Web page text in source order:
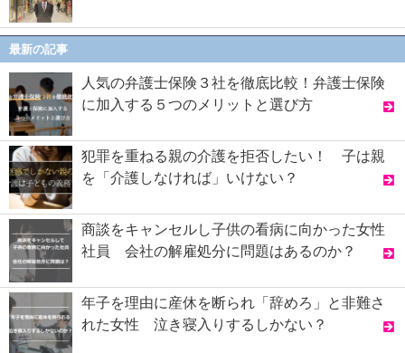
最新の記事
人気の弁護士保険３社を徹底比較！弁護士保険
に加入する５つのメリットと選び方
犯罪を重ねる親の介護を拒否したい！ 子は親
を「介護しなければ」いけない？
商談をキャンセルし子供の看病に向かった女性
社員 会社の解雇処分に問題はあるのか？
年子を理由に産休を断られ「辞めろ」と非難さ
れた女性 泣き寝入りするしかない？